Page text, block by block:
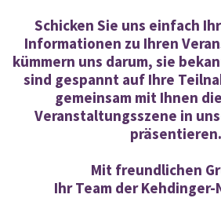
Schicken Sie uns einfach
Informationen zu Ihren
kümmern uns darum, sie
sind gespannt auf Ihre
gemeinsam mit Ihnen
Veranstaltungsszene in
präsentieren.
Mit freundlichen
Ihr Team der